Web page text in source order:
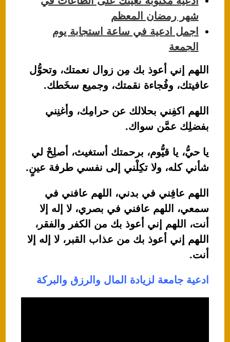
شهر رمضان المعظم
اجمل ادعية في ساعة استجابة يوم
الجمعة
اللهم إني أعوذ بك مِن زوال نعمتك، وتحوُّل
عافيتك، وفُجاءة نقمتك، وجميع سخَطك.
اللهم اكفِني بحلالك عن حرامِك، وأغنِني
بفضلِك عمَّن سواك.
يا حيُّ، يا قيُّوم، برحمتك أستغيث، أصلِحْ لي
شأني كله، ولا تكِلْني إلى نفسي طرفة عينٍ.
اللهم عافِني في بدني، اللهم عافني في
سمعي، اللهم عافني في بصري، لا إله إلا
أنت، اللهم إني أعوذ بك من الكفر والفقر،
اللهم إني أعوذ بك من عذاب القبر، لا إله إلا
أنت.
ادعية جامعة لزيادة المال والرزق والبركة